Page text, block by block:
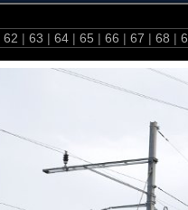
62 | 63 | 64 | 65 | 66 | 67 | 68 |